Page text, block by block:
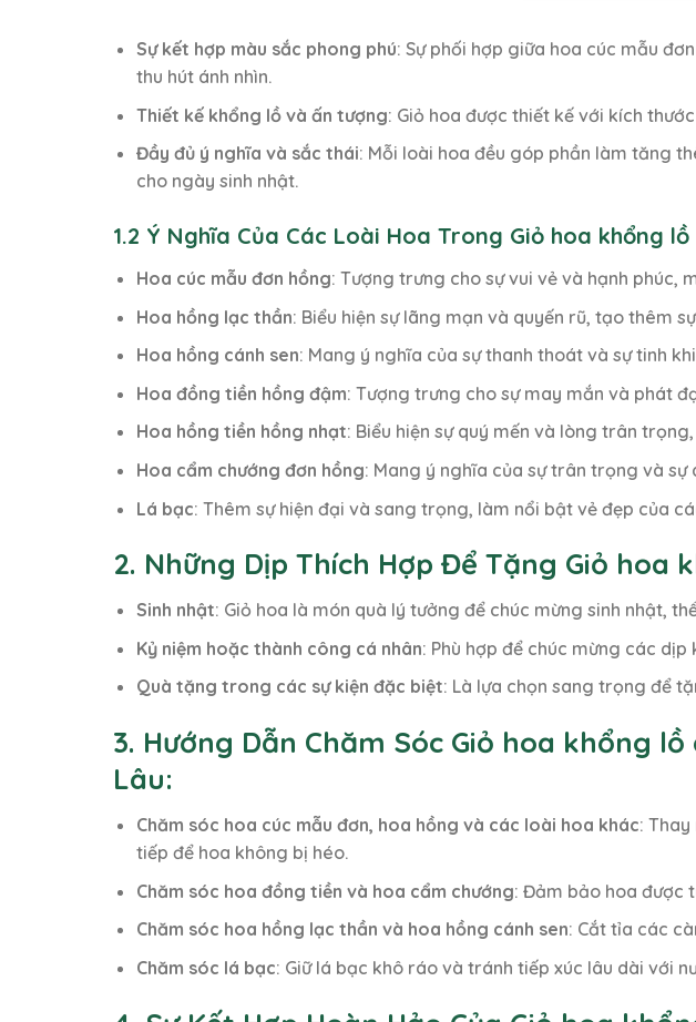
Sự kết hợp màu sắc phong phú: Sự phối hợp giữa hoa cúc mẫu
thu hút ánh nhìn.
Thiết kế khổng lồ và ấn tượng: Giỏ hoa được thiết kế với kích
Đầy đủ ý nghĩa và sắc thái: Mỗi loài hoa đều góp phần làm tăng
cho ngày sinh nhật.
1.2 Ý Nghĩa Của Các Loài Hoa Trong Giỏ hoa khổng
Hoa cúc mẫu đơn hồng: Tượng trưng cho sự vui vẻ và hạnh phúc,
Hoa hồng lạc thần: Biểu hiện sự lãng mạn và quyến rũ, tạo thêm
Hoa hồng cánh sen: Mang ý nghĩa của sự thanh thoát và sự tinh
Hoa đồng tiền hồng đậm: Tượng trưng cho sự may mắn và phát
Hoa hồng tiền hồng nhạt: Biểu hiện sự quý mến và lòng trân
Hoa cẩm chướng đơn hồng: Mang ý nghĩa của sự trân trọng và
Lá bạc: Thêm sự hiện đại và sang trọng, làm nổi bật vẻ đẹp của
2. Những Dịp Thích Hợp Để Tặng Giỏ hoa
Sinh nhật: Giỏ hoa là món quà lý tưởng để chúc mừng sinh nhật,
Kỷ niệm hoặc thành công cá nhân: Phù hợp để chúc mừng các
Quà tặng trong các sự kiện đặc biệt: Là lựa chọn sang trọng để
3. Hướng Dẫn Chăm Sóc Giỏ hoa khổng
Lâu:
Chăm sóc hoa cúc mẫu đơn, hoa hồng và các loài hoa khác:
tiếp để hoa không bị héo.
Chăm sóc hoa đồng tiền và hoa cẩm chướng: Đảm bảo hoa được
Chăm sóc hoa hồng lạc thần và hoa hồng cánh sen: Cắt tỉa các
Chăm sóc lá bạc: Giữ lá bạc khô ráo và tránh tiếp xúc lâu dài với